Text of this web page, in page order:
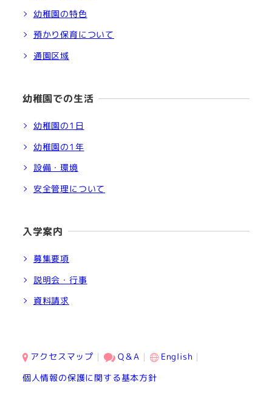
幼稚園の特色
預かり保育について
通園区域
幼稚園での生活
幼稚園の1日
幼稚園の1年
設備・環境
安全管理について
入学案内
募集要項
説明会・行事
資料請求
アクセスマップ Q＆A
English
個人情報の保護に関する基本方針